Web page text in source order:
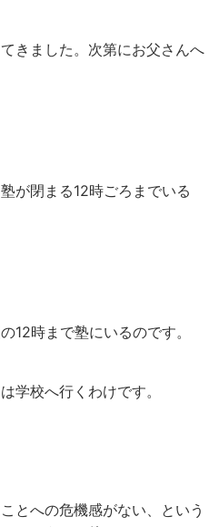
きました。次第にお父さんへ
が閉まる12時ごろまでいる
12時まで塾にいるのです。
学校へ行くわけです。
とへの危機感がない、という